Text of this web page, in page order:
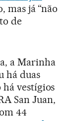
mas já “não
de
a Marinha
há duas
há vestígios
San Juan,
44